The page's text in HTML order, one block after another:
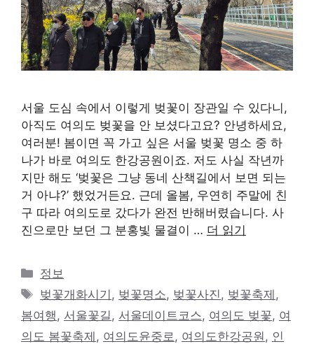
서울 도심 속에서 이렇게 벚꽃이 장관일 수 있다니,
아직도 여의도 벚꽃을 안 보셨다고요? 안녕하세요,
여러분! 봄이면 꼭 가고 싶은 서울 벚꽃 명소 중 하
나가 바로 여의도 한강공원이죠. 저도 사실 작년까
지만 해도 ‘벚꽃은 그냥 동네 산책길에서 보면 되는
거 아냐?’ 했었거든요. 근데 올봄, 우연히 주말에 친
구 따라 여의도로 갔다가 완전 반해버렸습니다. 사
진으로만 보던 그 분홍빛 물결이 … 더 읽기
카
테
고
리
정보
태
그
벚꽃개화시기 , 벚꽃명소, 벚꽃사진 , 벚꽃축제 ,
봄여행 , 서울꽃길 , 서울데이트코스, 여의도 벚꽃, 여
의도 봄꽃축제 , 여의도윤중로 , 여의도한강공원 , 인